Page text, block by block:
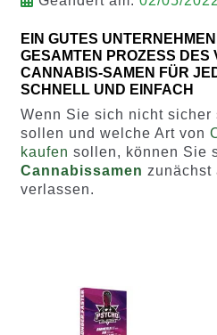
EIN GUTES
GESAMTEN PROZESS DES
CANNABIS-SAMEN FÜR
SCHNELL UND EINFACH
Wenn Sie sich nicht sicher
sollen und welche Art von
kaufen sollen, können Sie
Cannabissamen zunächst
verlassen.